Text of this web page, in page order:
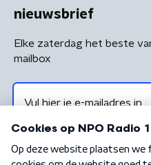
nieuwsbrief
Elke zaterdag het beste
mailbox